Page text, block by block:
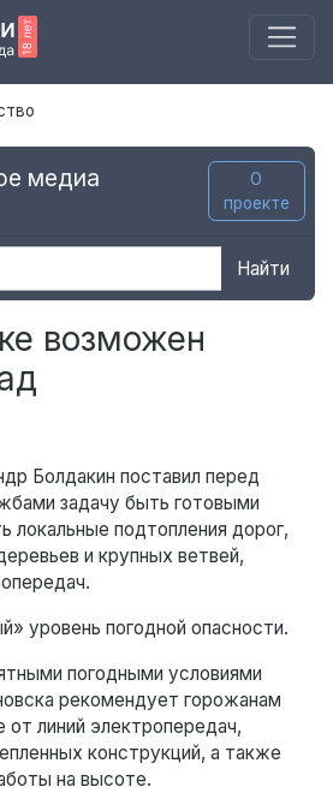
медиа
О
проекте
Найти
возможен
Болдакин поставил перед
задачу быть готовыми
локальные подтопления дорог,
и крупных ветвей,
уровень погодной опасности.
погодными условиями
рекомендует горожанам
линий электропередач,
конструкций, а также
на высоте.